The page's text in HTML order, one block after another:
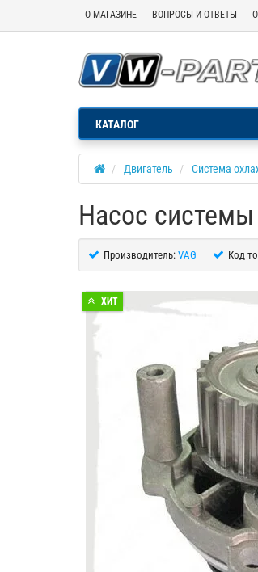
О МАГАЗИНЕ ВОПРОСЫ И ОТВЕТЫ
КАТАЛОГ
Двигатель Система
Насос
Производитель: VAG Код
ХИТ